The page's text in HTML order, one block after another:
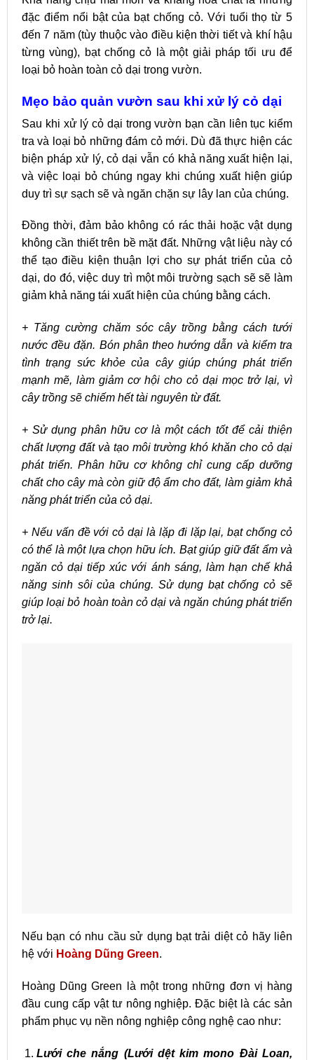
đặc điểm nổi bật của bạt chống cỏ. Với tuổi thọ từ 5
đến 7 năm (tùy thuộc vào điều kiện thời tiết và khí hậu
từng vùng), bạt chống cỏ là một giải pháp tối ưu để
loại bỏ hoàn toàn cỏ dại trong vườn.
Mẹo bảo quản vườn sau khi xử lý cỏ dại
Sau khi xử lý cỏ dại trong vườn bạn cần liên tục kiểm
tra và loại bỏ những đám cỏ mới. Dù đã thực hiện các
biện pháp xử lý, cỏ dại vẫn có khả năng xuất hiện lại,
và việc loại bỏ chúng ngay khi chúng xuất hiện giúp
duy trì sự sạch sẽ và ngăn chặn sự lây lan của chúng.
Đồng thời, đảm bảo không có rác thải hoặc vật dụng
không cần thiết trên bề mặt đất. Những vật liệu này có
thể tạo điều kiện thuận lợi cho sự phát triển của cỏ
dại, do đó, việc duy trì một môi trường sạch sẽ sẽ làm
giảm khả năng tái xuất hiện của chúng bằng cách.
+ Tăng cường chăm sóc cây trồng bằng cách tưới
nước đều đặn. Bón phân theo hướng dẫn và kiểm tra
tình trạng sức khỏe của cây giúp chúng phát triển
mạnh mẽ, làm giảm cơ hội cho cỏ dại mọc trở lại, vì
cây trồng sẽ chiếm hết tài nguyên từ đất.
+ Sử dụng phân hữu cơ là một cách tốt để cải thiện
chất lượng đất và tạo môi trường khó khăn cho cỏ dại
phát triển. Phân hữu cơ không chỉ cung cấp dưỡng
chất cho cây mà còn giữ độ ẩm cho đất, làm giảm khả
năng phát triển của cỏ dại.
+ Nếu vấn đề với cỏ dại là lặp đi lặp lại, bạt chống cỏ
có thể là một lựa chọn hữu ích. Bạt giúp giữ đất ẩm và
ngăn cỏ dại tiếp xúc với ánh sáng, làm hạn chế khả
năng sinh sôi của chúng. Sử dụng bạt chống cỏ sẽ
giúp loại bỏ hoàn toàn cỏ dại và ngăn chúng phát triển
trở lại.
Nếu bạn có nhu cầu sử dụng bạt trải diệt cỏ hãy liên
hệ với Hoàng Dũng Green.
Hoàng Dũng Green là một trong những đơn vị hàng
đầu cung cấp vật tư nông nghiệp. Đặc biệt là các sản
phẩm phục vụ nền nông nghiệp công nghệ cao như:
Lưới che nắng (Lưới dệt kim mono Đài Loan,